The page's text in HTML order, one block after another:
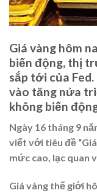
Giá vàng hôm
biến động, thị
sắp tới của
vào tăng nửa
không biến
Ngày 16 tháng 9
viết với tiêu đề
mức cao, lạc quan
Giá vàng thế giới